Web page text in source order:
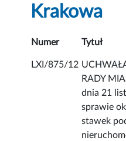
Krakowa
Numer Tytuł
LXI/875/12
RADY
dnia 21
sprawie
stawek